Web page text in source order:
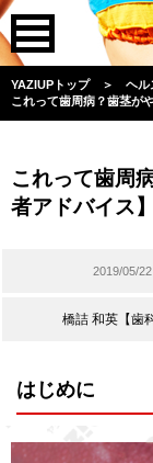
YAZIUPトップ ＞ ヘル
これって歯周病？歯茎が
これって歯周
者アドバイス】
2019/05/22
橋詰 和英【歯
はじめに